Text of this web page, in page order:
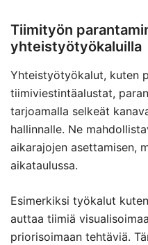
Tiimityön
yhteistyötyökaluilla
Yhteistyötyökalut, kuten
tiimiviestintäalustat,
tarjoamalla selkeät
hallinnalle. Ne
aikarajojen asettamisen,
aikataulussa.
Esimerkiksi työkalut
auttaa tiimiä
priorisoimaan tehtäviä.